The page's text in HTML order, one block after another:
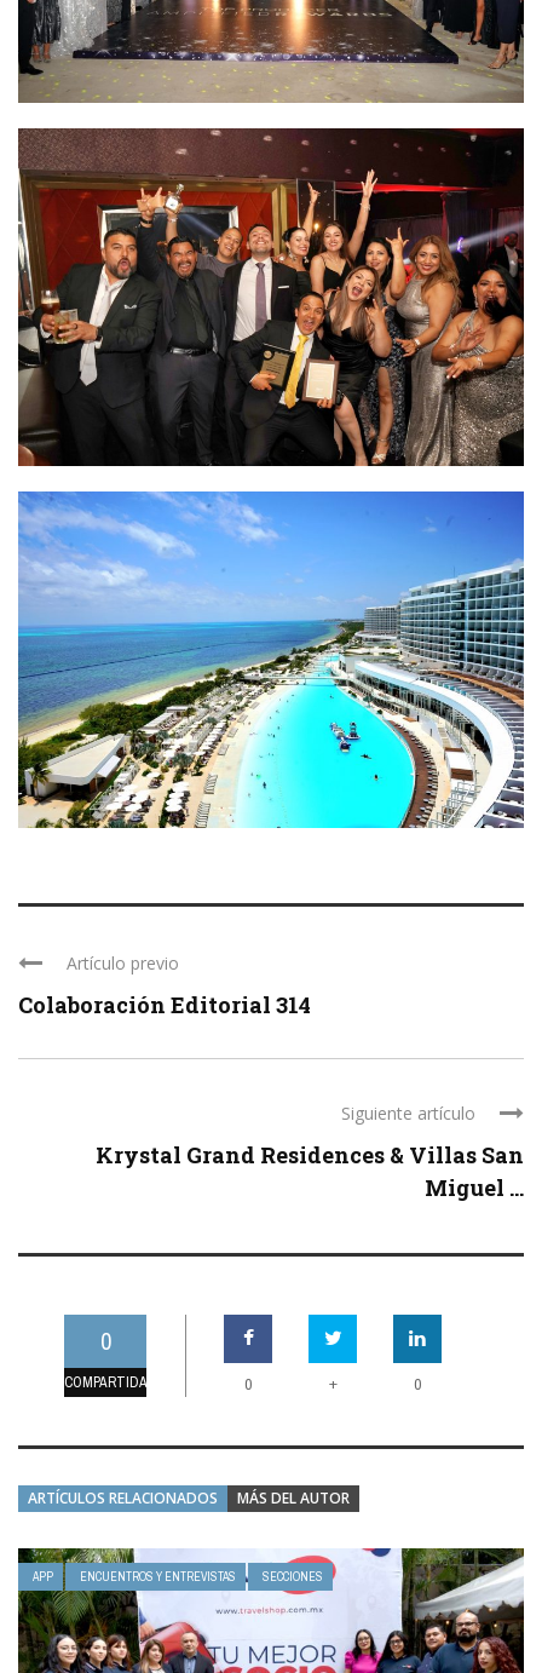
Artículo previo
Colaboración Editorial 314
Siguiente artículo
Krystal Grand Residences & Villas San
Miguel ...
0
COMPARTIDAS 0 + 0
ARTÍCULOS RELACIONADOS MÁS DEL AUTOR
APP ENCUENTROS Y ENTREVISTAS SECCIONES